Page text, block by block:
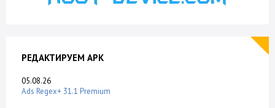
РЕДАКТИРУЕМ APK
05.08.26
Ads Regex+ 31.1 Premium